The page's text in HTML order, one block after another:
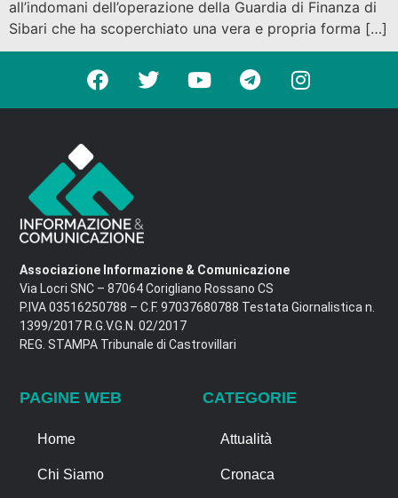
all’indomani dell’operazione della Guardia di Finanza di
Sibari che ha scoperchiato una vera e propria forma […]
Associazione Informazione & Comunicazione
Via Locri SNC – 87064 Corigliano Rossano CS
P.IVA 03516250788 – C.F. 97037680788 Testata Giornalistica n.
1399/2017 R.G.V.G.N. 02/2017
REG. STAMPA Tribunale di Castrovillari
PAGINE WEB
Home
Chi Siamo
CATEGORIE
Attualità
Cronaca